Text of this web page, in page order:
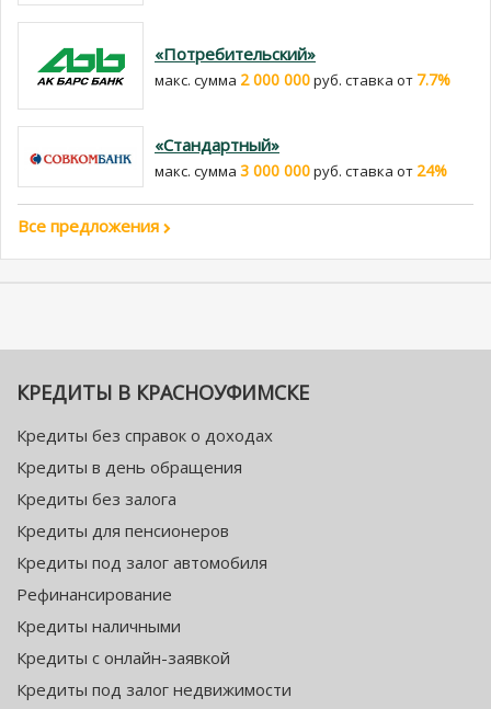
«Потребительский»
макс. сумма 2 000 000руб. cтавка от 7.7%
«Стандартный»
макс. сумма 3 000 000руб. cтавка от 24%
Все предложения
КРЕДИТЫ В КРАСНОУФИМСКЕ
Кредиты без справок о доходах
Кредиты в день обращения
Кредиты без залога
Кредиты для пенсионеров
Кредиты под залог автомобиля
Рефинансирование
Кредиты наличными
Кредиты с онлайн-заявкой
Кредиты под залог недвижимости